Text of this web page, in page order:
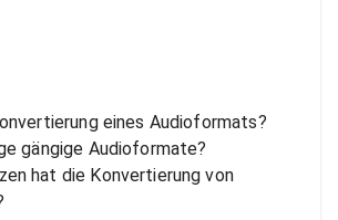
eines Audioformats?
gängige Audioformate?
hat die Konvertierung von